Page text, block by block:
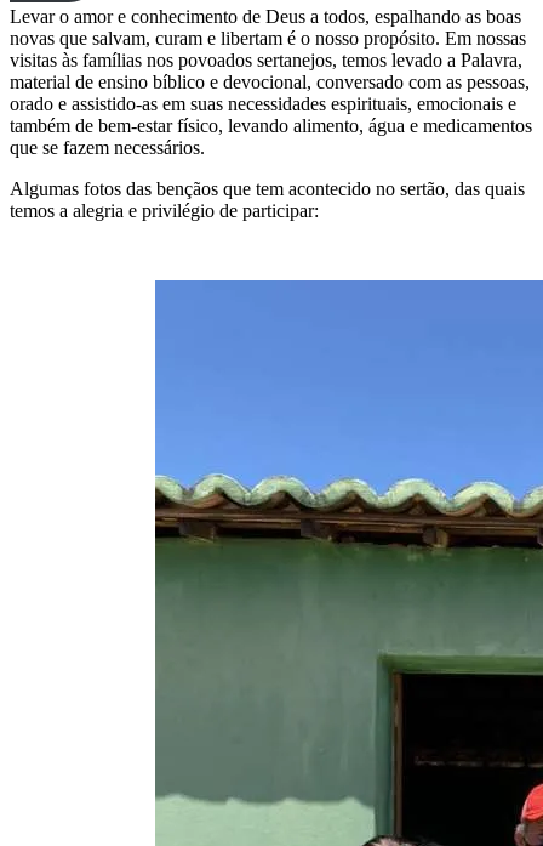
Levar o amor e conhecimento de Deus a todos, espalhando as boas
novas que salvam, curam e libertam é o nosso propósito. Em nossas
visitas às famílias nos povoados sertanejos, temos levado a Palavra,
material de ensino bíblico e devocional, conversado com as pessoas,
orado e assistido-as em suas necessidades espirituais, emocionais e
também de bem-estar físico, levando alimento, água e medicamentos
que se fazem necessários.
Algumas fotos das bençãos que tem acontecido no sertão, das quais
temos a alegria e privilégio de participar: